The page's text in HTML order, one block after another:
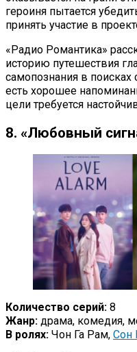
героиня пытается
принять участие в
«Радио Романтика»
историю путешествия
самопознания в
есть хорошее
цели требуется
8. «Любовный
Количество серий: 8
Жанр: драма, комедия,
В ролях: Чон Га Рам, Сон